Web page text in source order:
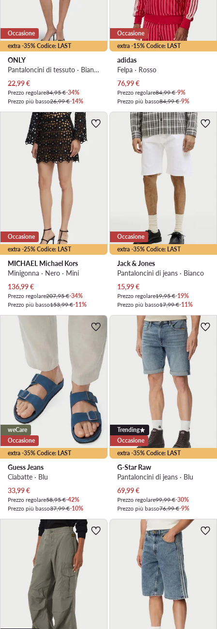
extra -35% Codice: LAST
Occasione
ONLY
Pantaloncini di tessuto · Bianco
Prezzo attuale
22,99€
Prezzo regolare34,95 €-34%
Prezzo più basso26,99 €-14%
extra -15% Codice: LAST
Occasione
adidas
Felpa · Rosso
Prezzo attuale
76,99€
Prezzo regolare84,99 €-9%
Prezzo più basso84,99 €-9%
extra -25% Codice: LAST
Occasione
MICHAEL Michael Kors
Minigonna · Nero · Mini
Prezzo attuale
136,99€
Prezzo regolare207,95 €-34%
Prezzo più basso153,99 €-11%
extra -35% Codice: LAST
Occasione
Jack & Jones
Pantaloncini di jeans · Bianco
Prezzo attuale
15,99€
Prezzo regolare19,95 €-19%
Prezzo più basso17,99 €-11%
extra -35% Codice: LAST
weCare
Occasione
Guess Jeans
Ciabatte · Blu
Prezzo attuale
33,99€
Prezzo regolare58,95 €-42%
Prezzo più basso37,99 €-10%
extra -35% Codice: LAST
Trending
Occasione
G-Star Raw
Pantaloncini di jeans · Blu
Prezzo attuale
69,99€
Prezzo regolare99,99 €-30%
Prezzo più basso76,99 €-9%